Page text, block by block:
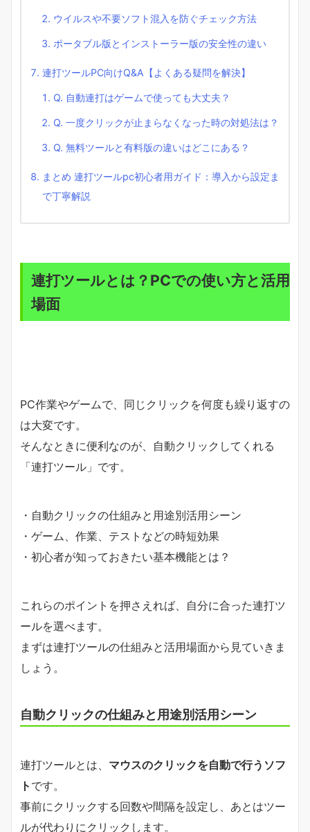
ウイルスや不要ソフト混入を防ぐチェック方法
ポータブル版とインストーラー版の安全性の違い
連打ツールPC向けQ&A【よくある疑問を解決】
Q. 自動連打はゲームで使っても大丈夫？
Q. 一度クリックが止まらなくなった時の対処法は？
Q. 無料ツールと有料版の違いはどこにある？
まとめ 連打ツールpc初心者用ガイド：導入から設定ま
で丁寧解説
連打ツールとは？PCでの使い方と活用
場面
PC作業やゲームで、同じクリックを何度も繰り返すの
は大変です。
そんなときに便利なのが、自動クリックしてくれる
「連打ツール」です。
・自動クリックの仕組みと用途別活用シーン
・ゲーム、作業、テストなどの時短効果
・初心者が知っておきたい基本機能とは？
これらのポイントを押さえれば、自分に合った連打ツ
ールを選べます。
まずは連打ツールの仕組みと活用場面から見ていきま
しょう。
自動クリックの仕組みと用途別活用シーン
連打ツールとは、 マウスのクリックを自動で行うソフ
ト です。
事前にクリックする回数や間隔を設定し、あとはツー
ルが代わりにクリックします。